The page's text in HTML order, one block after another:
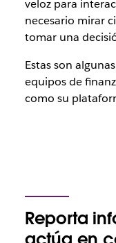
veloz para
necesario mirar
tomar una
Estas son
equipos de
como su
Reporta